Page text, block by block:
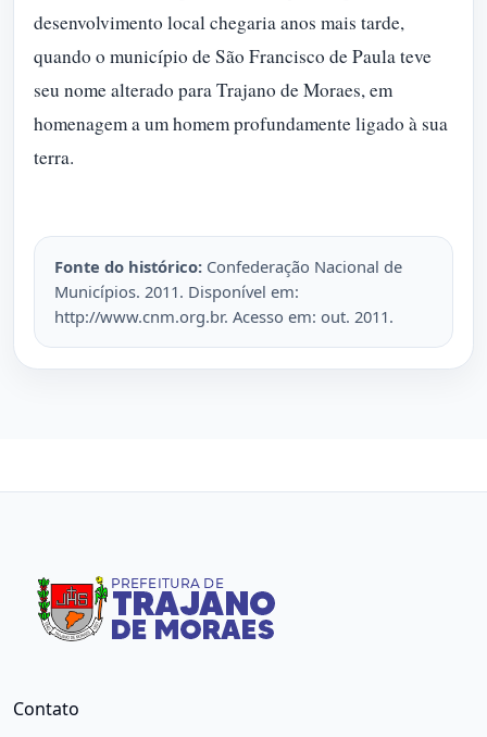
desenvolvimento local chegaria anos mais tarde,
quando o município de São Francisco de Paula teve
seu nome alterado para Trajano de Moraes, em
homenagem a um homem profundamente ligado à sua
terra.
Fonte do histórico:Confederação Nacional de
Municípios. 2011. Disponível em:
http://www.cnm.org.br. Acesso em: out. 2011.
Contato